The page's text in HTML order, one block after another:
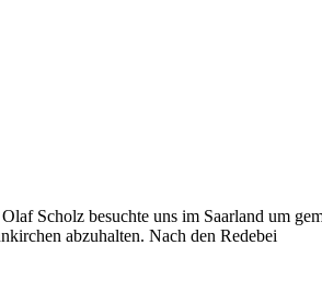
Scholz besuchte uns im Saarland um
abzuhalten. Nach den Redebei